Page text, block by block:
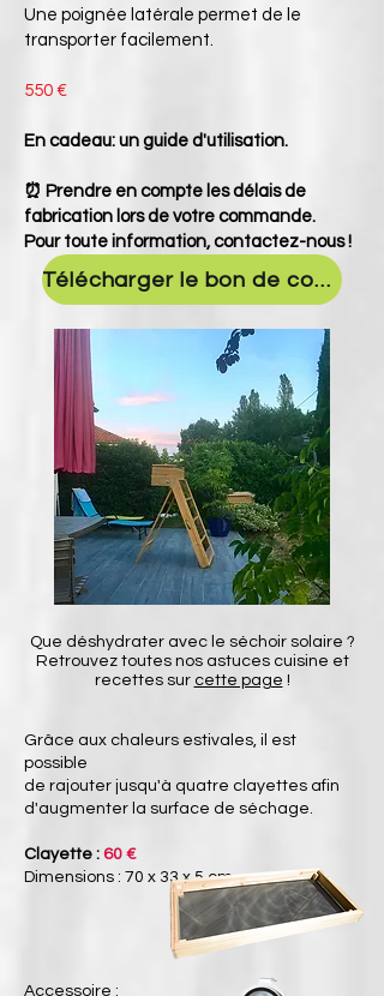
Une poignée latérale permet de le
transporter facilement.
550 €
En cadeau: un guide d'utilisation.
⏰ Prendre en compte les délais de
fabrication lors de votre commande.
Pour toute information,contactez-nous !
Télécharger le bon de commande
Que déshydrater avec le séchoir solaire ?
Retrouvez toutes nos astuces cuisine et
recettes sur cette page !
Grâce aux chaleurs estivales, il est
possible
de rajouter jusqu'à quatre clayettes afin
d'augmenter la surface de séchage.
Clayette : 60 €
Dimensions : 70 x 33 x 5 cm
Accessoire :